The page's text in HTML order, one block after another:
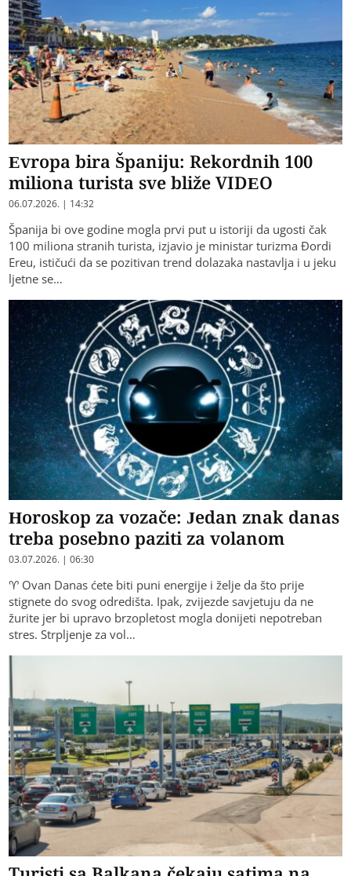
Evropa bira Španiju: Rekordnih 100
miliona turista sve bliže VIDEO
06.07.2026. | 14:32
​Španija bi ove godine mogla prvi put u istoriji da ugosti čak
100 miliona stranih turista, izjavio je ministar turizma Đordi
Ereu, ističući da se pozitivan trend dolazaka nastavlja i u jeku
ljetne se…
Horoskop za vozače: Jedan znak danas
treba posebno paziti za volanom
03.07.2026. | 06:30
♈ Ovan Danas ćete biti puni energije i želje da što prije
stignete do svog odredišta. Ipak, zvijezde savjetuju da ne
žurite jer bi upravo brzopletost mogla donijeti nepotreban
stres. Strpljenje za vol…